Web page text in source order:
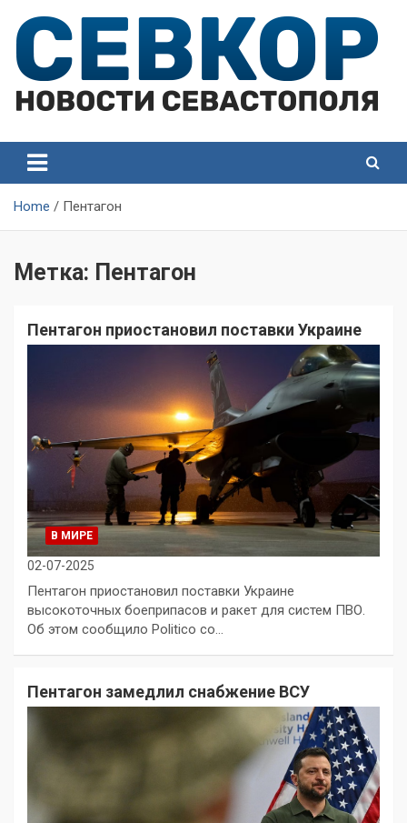
content
Севастополя
Севастополя
Home Пентагон
Метка: Пентагон
Пентагон приостановил поставки Украине
В МИРЕ
02-07-2025
Пентагон приостановил поставки Украине
высокоточных боеприпасов и ракет для систем ПВО.
Об этом сообщило Politico со…
Пентагон замедлил снабжение ВСУ